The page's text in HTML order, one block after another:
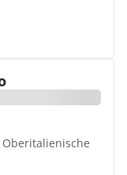
Oberitalienische